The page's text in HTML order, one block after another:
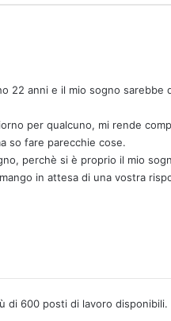
22 anni e il mio sogno sarebbe
per qualcuno, mi rende
so fare parecchie cose.
perchè si è proprio il mio
in attesa di una vostra
di 600 posti di lavoro disponibili.